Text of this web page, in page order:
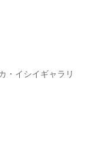
・イシイギャラリ